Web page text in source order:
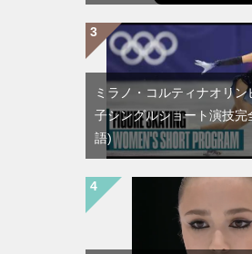
ミラノ・コルティナオリ
子シングルショート演技
語)